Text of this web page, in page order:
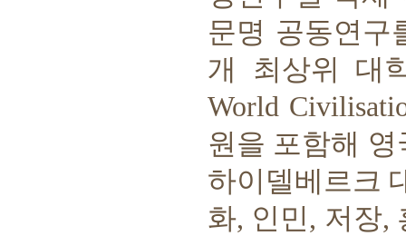
문명 공동연구
개 최상위 대
World
원을 포함해
하이델베르크
화, 인민 , 저장,